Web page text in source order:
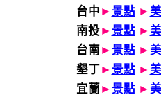
台中 ► 景點 ►
南投► 景點 ►
台南 ► 景點 ►
墾丁 ► 景點 ►
宜蘭 ► 景點 ►